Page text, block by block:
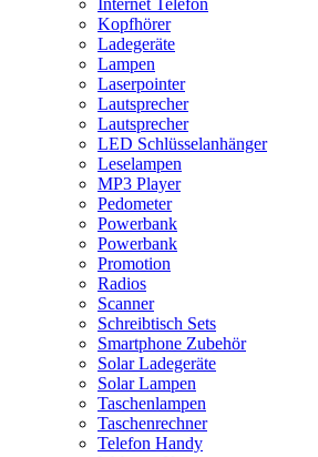
Internet Telefon
Kopfhörer
Ladegeräte
Lampen
Laserpointer
Lautsprecher
Lautsprecher
LED Schlüsselanhänger
Leselampen
MP3 Player
Pedometer
Powerbank
Powerbank
Promotion
Radios
Scanner
Schreibtisch Sets
Smartphone Zubehör
Solar Ladegeräte
Solar Lampen
Taschenlampen
Taschenrechner
Telefon Handy